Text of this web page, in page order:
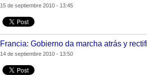
15 de septiembre 2010 - 13:45
Francia: Gobierno da marcha atrás y
14 de septiembre 2010 - 13:50